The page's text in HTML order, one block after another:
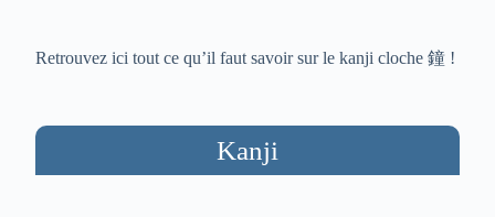
Retrouvez ici tout ce qu’il faut savoir sur le kanji cloche 鐘 !
Kanji